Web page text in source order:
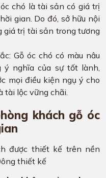
chó là tài sản có giá trị
gian. Do đó, sở hữu nội
giá trị tài sản trong tương
Gỗ óc chó có màu nâu
ý nghĩa của sự tốt lành,
mọi điều kiện ngụ ý cho
tài lộc vững chãi.
khách gỗ óc
được thiết kế trên nền
thiết kế